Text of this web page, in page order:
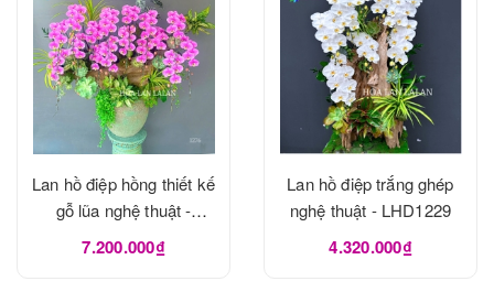
Lan hồ điệp hồng thiết kế
gỗ lũa nghệ thuật -
LHD1273
7.200.000₫
Lan hồ điệp trắng ghép
nghệ thuật - LHD1229
4.320.000₫